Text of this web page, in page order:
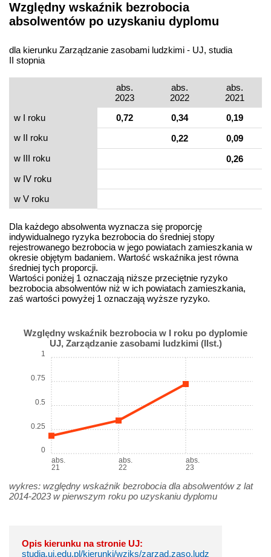
Względny wskaźnik bezrobocia
absolwentów po uzyskaniu dyplomu
dla kierunku Zarządzanie zasobami ludzkimi - UJ, studia
II stopnia
abs.
2023
abs.
2022
abs.
2021
w I roku
0,72 0,34
0,19
w II roku
0,22
0,09
w III roku
0,26
w IV roku
w V roku
Dla każdego absolwenta wyznacza się proporcję
indywidualnego ryzyka bezrobocia do średniej stopy
rejestrowanego bezrobocia w jego powiatach zamieszkania w
okresie objętym badaniem. Wartość wskaźnika jest równa
średniej tych proporcji.
Wartości poniżej 1 oznaczają niższe przeciętnie ryzyko
bezrobocia absolwentów niż w ich powiatach zamieszkania,
zaś wartości powyżej 1 oznaczają wyższe ryzyko.
Względny wskaźnik bezrobocia w I roku po dyplomie
UJ, Zarządzanie zasobami ludzkimi (IIst.)
abs.
21
abs.
22
abs.
23
0
0.25
0.5
0.75
1
wykres: względny wskaźnik bezrobocia dla absolwentów z lat
2014-2023 w pierwszym roku po uzyskaniu dyplomu
Opis kierunku na stronie UJ:
studia.uj.edu.pl/kierunki/wziks/zarzad.zaso.ludz